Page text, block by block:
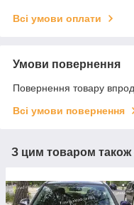
Всі умови оплати
Умови повернення
Повернення товару
Всі умови повернення
З цим товаром